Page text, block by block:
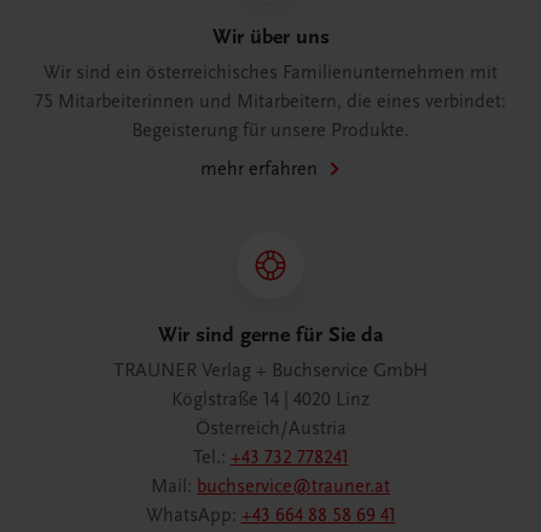
Wir über uns
Wir sind ein österreichisches Familienunternehmen mit
75 Mitarbeiterinnen und Mitarbeitern, die eines verbindet:
Begeisterung für unsere Produkte.
mehr erfahren
Wir sind gerne für Sie da
TRAUNER Verlag + Buchservice GmbH
Köglstraße 14 | 4020 Linz
Österreich/Austria
Tel.: +43 732 778241
Mail: buchservice@trauner.at
WhatsApp: +43 664 88 58 69 41